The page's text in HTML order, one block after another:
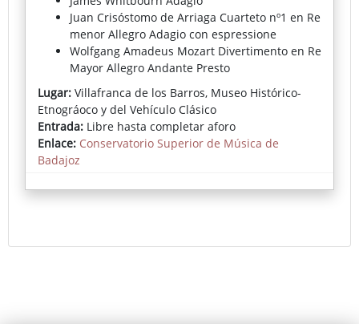
Juan Crisóstomo de Arriaga Cuarteto nº1 en Re
menor Allegro Adagio con espressione
Wolfgang Amadeus Mozart Divertimento en Re
Mayor Allegro Andante Presto
Edvard Grieg Cuarteto nº 1 op. 27 Un poco
andante - Allegro molto ed agitato
Lugar: Villafranca de los Barros, Museo Histórico-
Etnográoco y del Vehículo Clásico
Entrada: Libre hasta completar aforo
Enlace: Conservatorio Superior de Música de
Badajoz